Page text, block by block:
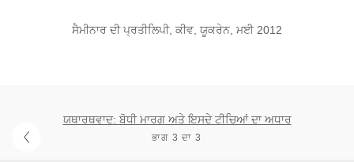
ਸੈਮੀਨਾਰ ਦੀ ਪ੍ਰਤੀਲਿਪੀ, ਕੀਵ, ਯੂਕਰੇਨ, ਮਈ 2012
ਯਥਾਰਥਵਾਦ: ਬੋਧੀ ਮਾਰਗ ਅਤੇ ਇਸਦੇ ਟੀਚਿਆਂ ਦਾ ਅਧਾਰ
ਭਾਗ 3 ਦਾ 3